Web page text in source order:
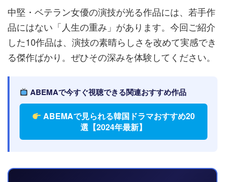
中堅・ベテラン女優の演技が光る作品には、若手作
品にはない「人生の重み」があります。今回ご紹介
した10作品は、演技の素晴らしさを改めて実感でき
る傑作ばかり。ぜひその深みを体験してください。
ABEMAで今すぐ視聴できる関連おすすめ作品
ABEMAで見られる韓国ドラマおすすめ20
選【2024年最新】